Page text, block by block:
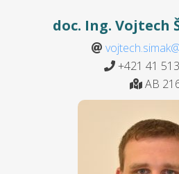
doc. Ing. Vojtech
+421 41
AB